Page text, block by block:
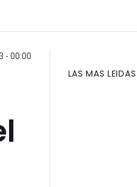
- 00:00
LAS MAS LEIDAS